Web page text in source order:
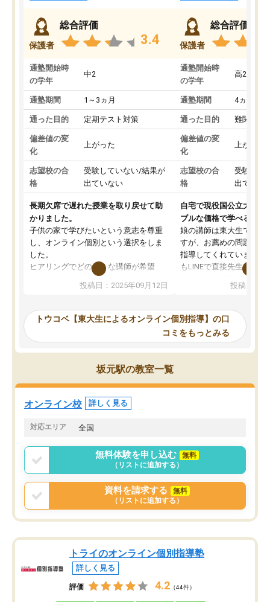
保護者
総合評価
3.4
通塾開始時
の学年
中2
通塾期間 1～3ヵ月
通った目的 定期テスト対策
偏差値の変
化
上がった
志望校の合
格
受験していない/結果が
出ていない
長期欠席で遅れた授業を取り戻せて助
かりました。
子供の家で学びたいという意志を尊重
し、オンライン個別という選択をしま
した。
ヒアリングでどのような講師が希望
か、オプションは付帯するかなど選ぶ
事が出来ました。
ーティングを行い、その講師で良いか
見てから講師を決定する事ができま
す。
うちの子は、初回面談の講師の方で決
オンラインツールを使用した単語帳の
共有があり宿題もそちらで出される形
でした。
言う事で講師変更の申し出があり、あ
まりに短期での変更だった為、塾に通
う事にして退会しました。遅れも取り
戻せ、授業内容や講師の方は良かった
と思います。
投稿日：2025年09月12日
保護者
総合評価
通塾開始時
の学年
高2
通塾期間 4ヵ月～1
通った目的 難関私立
偏差値の変
化
上がった
志望校の合
格
受験して
出ていな
自宅で現役国公立大学生
ブルな価格で学べる
娘の講師は東大生では無
すが、お薦めの問題集や
指導してくれています。
もLINEで直接先生に質問
めれるので、個人に合
いなのがあり(有料)、受
ことをどんなスケジュー
くか相談したのですが、
ち期待したものではなく
くなってきたようなので
投稿日：
トウコベ【東大生によるオンライン個別指導】の口
コミをもっとみる
坂元駅の教室一覧
オンライン校 詳しく見る
対応エリア 全国
無料体験を申し込む
無料
（リストに追加する）
資料を請求する
無料
（リストに追加する）
トライのオンライン個別指導塾
詳しく見る
評価 4.2 （44件）